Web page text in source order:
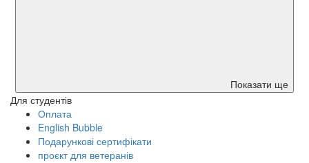
Показати ще
Для студентів
Оплата
English Bubble
Подарункові сертифікати
проєкт для ветеранів